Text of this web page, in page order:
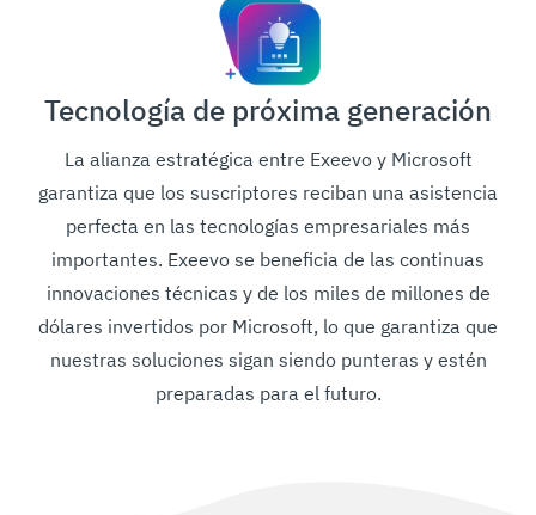
Tecnología de próxima generación
La alianza estratégica entre Exeevo y Microsoft
garantiza que los suscriptores reciban una asistencia
perfecta en las tecnologías empresariales más
importantes. Exeevo se beneficia de las continuas
innovaciones técnicas y de los miles de millones de
dólares invertidos por Microsoft, lo que garantiza que
nuestras soluciones sigan siendo punteras y estén
preparadas para el futuro.